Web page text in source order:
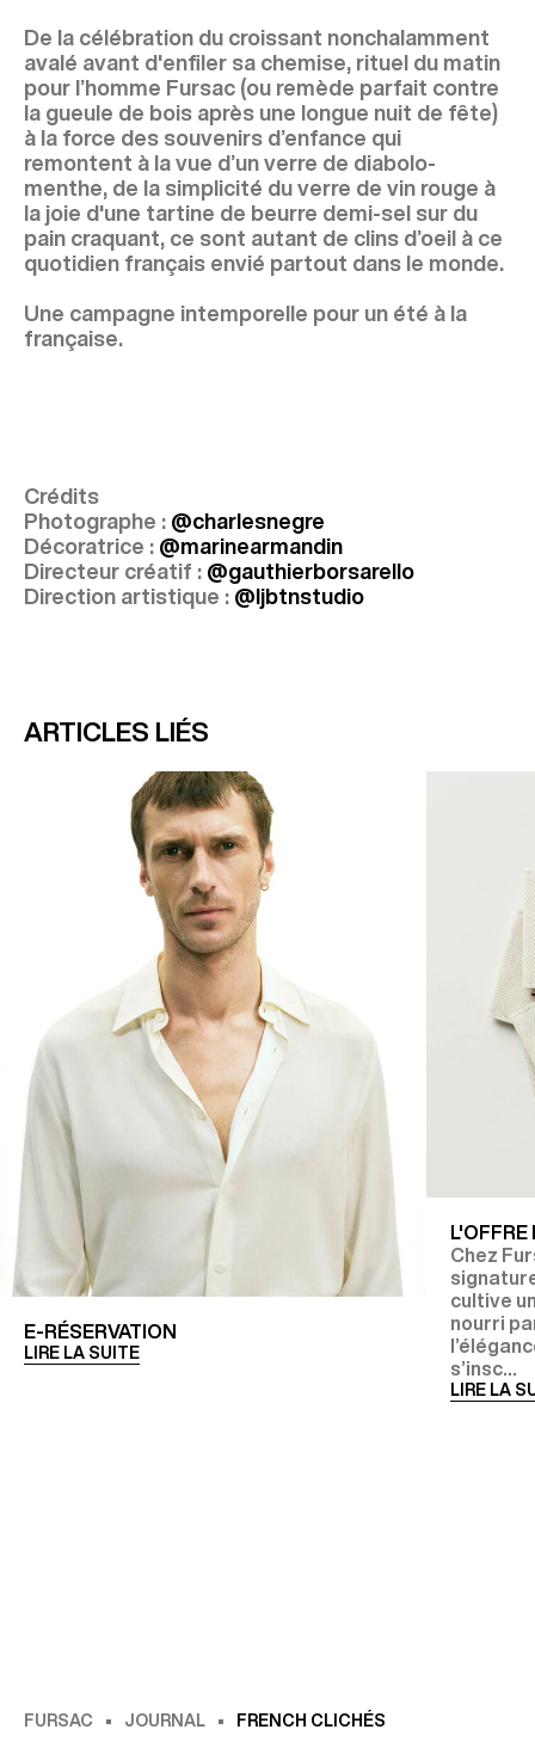
De la célébration du croissant nonchalamment
avalé avant d'enfiler sa chemise, rituel du matin
pour l’homme Fursac (ou remède parfait contre
la gueule de bois après une longue nuit de fête)
à la force des souvenirs d’enfance qui
remontent à la vue d’un verre de diabolo-
menthe, de la simplicité du verre de vin rouge à
la joie d'une tartine de beurre demi-sel sur du
pain craquant, ce sont autant de clins d’oeil à ce
quotidien français envié partout dans le monde.
Une campagne intemporelle pour un été à la
française.
Crédits
Photographe : @charlesnegre
Décoratrice : @marinearmandin
Directeur créatif : @gauthierborsarello
Direction artistique : @ljbtnstudio
ARTICLES LIÉS
E-RÉSERVATION
LIRE LA SUITE
Chez
cultive
nourri
s’insc...
LIRE LA
FURSAC JOURNAL FRENCH CLICHÉS